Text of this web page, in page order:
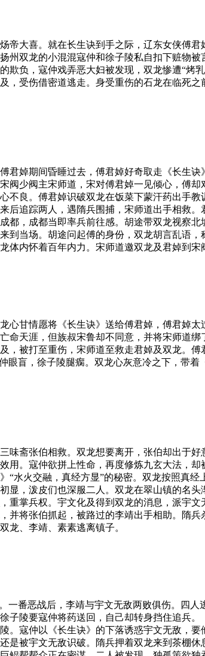
大喜。就在长生诀到手之际，辽东女侠傅君
双龙的小混混寇仲和徐子陵私自扣下赃物被
负，寇仲戏弄恶大妇被发现，双龙惨遭“烤
受伤借密道逃走。身受重伤的石龙在临死之
婥期间昏睡过去，傅君婥好奇取走《长生诀
阀少阀主宋师道，宋对傅君婥一见倾心，傅
不良。傅君婥识破双龙在饭菜下蒙汗药出手
后追踪两人，遇隋兵围捕，宋师道出手相救
，成都当即率兵前往感。胡途带双龙视察北
当场。胡途问起傅的身份，双龙胡言乱语，
内怀着百年内力。宋师道邀双龙及君婥到宋
甘情愿将《长生诀》送给傅君婥，傅君婥太
天涯，但族叔宋鲁却不同意，并将宋师道绑
被打至重伤，宋师道至救走君婥及双龙。傅
眼盲，徐子陵腿瘸。双龙心灰意冷之下，带着
斋张伯相救。双龙想要离开，张伯却出于好
。寇仲欲拼上性命，再度修炼九玄大法，却
水火交融，真经方显”的秘密。双龙按照真经
显，泼皮们也深服二人。双龙在翠山镇的名
掌兵权。宇文化及得到双龙的消息，派宇文
将张伯抓起，被路过的李靖出手相助。隋兵
龙、李靖、素素逃离镇子。
番恶战后，李靖与宇文无敌两败俱伤。四人
徐子陵要寇仲将药送回，自己却转身挡住追
。寇仲以《长生诀》的下落诱惑宇文无敌，
是被宇文无敌识破。隋兵押着双龙来到茶棚